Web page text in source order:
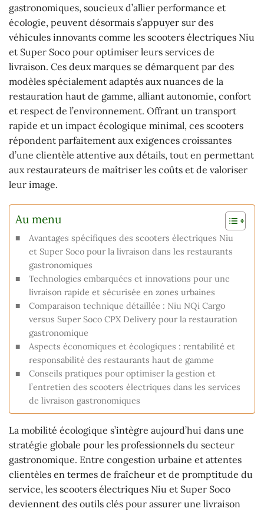
gastronomiques, soucieux d’allier performance et
écologie, peuvent désormais s’appuyer sur des
véhicules innovants comme les scooters électriques Niu
et Super Soco pour optimiser leurs services de
livraison. Ces deux marques se démarquent par des
modèles spécialement adaptés aux nuances de la
restauration haut de gamme, alliant autonomie, confort
et respect de l’environnement. Offrant un transport
rapide et un impact écologique minimal, ces scooters
répondent parfaitement aux exigences croissantes
d’une clientèle attentive aux détails, tout en permettant
aux restaurateurs de maîtriser les coûts et de valoriser
leur image.
Au menu
Avantages spécifiques des scooters électriques Niu
et Super Soco pour la livraison dans les restaurants
gastronomiques
Technologies embarquées et innovations pour une
livraison rapide et sécurisée en zones urbaines
Comparaison technique détaillée : Niu NQi Cargo
versus Super Soco CPX Delivery pour la restauration
gastronomique
Aspects économiques et écologiques : rentabilité et
responsabilité des restaurants haut de gamme
Conseils pratiques pour optimiser la gestion et
l’entretien des scooters électriques dans les services
de livraison gastronomiques
La mobilité écologique s’intègre aujourd’hui dans une
stratégie globale pour les professionnels du secteur
gastronomique. Entre congestion urbaine et attentes
clientèles en termes de fraîcheur et de promptitude du
service, les scooters électriques Niu et Super Soco
deviennent des outils clés pour assurer une livraison